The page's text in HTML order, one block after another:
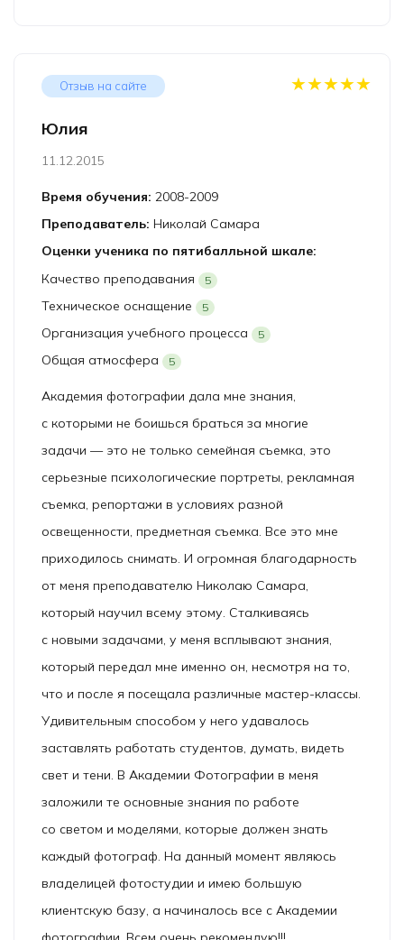
Отзыв на сайте
Юлия
11.12.2015
★★★★★
Время обучения: 2008-2009
Преподаватель: Николай Самара
Оценки ученика по пятибалльной шкале:
Качество преподавания
5
Техническое оснащение 5
Организация учебного процесса 5
Общая атмосфера 5
Академия фотографии дала мне знания,
с которыми не боишься браться за многие
задачи — это не только семейная съемка, это
серьезные психологические портреты, рекламная
съемка, репортажи в условиях разной
освещенности, предметная съемка. Все это мне
приходилось снимать. И огромная благодарность
от меня преподавателю Николаю Самара,
который научил всему этому. Сталкиваясь
с новыми задачами, у меня всплывают знания,
который передал мне именно он, несмотря на то,
что и после я посещала различные мастер-классы.
Удивительным способом у него удавалось
заставлять работать студентов, думать, видеть
свет и тени. В Академии Фотографии в меня
заложили те основные знания по работе
со светом и моделями, которые должен знать
каждый фотограф. На данный момент являюсь
владелицей фотостудии и имею большую
клиентскую базу, а начиналось все с Академии